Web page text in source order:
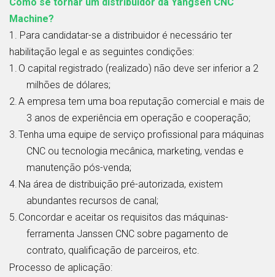
Machine?
1. Para candidatar-se a distribuidor é necessário ter
habilitação legal e as seguintes condições:
1. O capital registrado (realizado) não deve ser inferior a 2
milhões de dólares;
2.A empresa tem uma boa reputação comercial e mais de
3 anos de experiência em operação e cooperação;
3.Tenha uma equipe de serviço profissional para máquinas
CNC ou tecnologia mecânica, marketing, vendas e
manutenção pós-venda;
4. Na área de distribuição pré-autorizada, existem
abundantes recursos de canal;
5. Concordar e aceitar os requisitos das máquinas-
ferramenta Janssen CNC sobre pagamento de
contrato, qualificação de parceiros, etc.
Processo de aplicação: